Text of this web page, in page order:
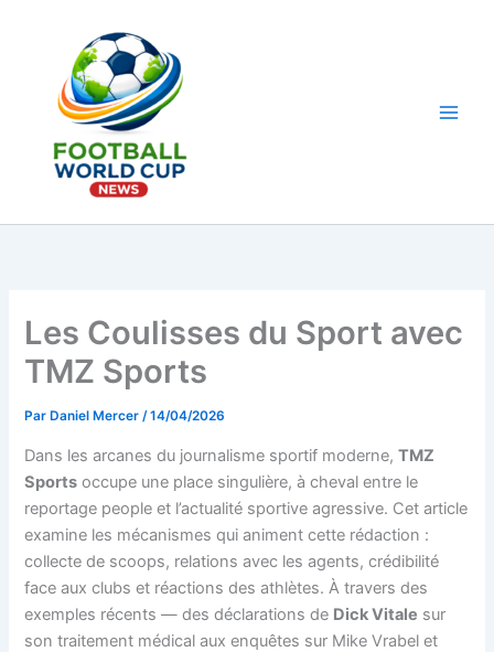
Les Coulisses du Sport avec
TMZ Sports
Par Daniel Mercer/14/04/2026
Dans les arcanes du journalisme sportif moderne,TMZ
Sports occupe une place singulière, à cheval entre le
reportage people et l’actualité sportive agressive. Cet article
examine les mécanismes qui animent cette rédaction :
collecte de scoops, relations avec les agents, crédibilité
face aux clubs et réactions des athlètes. À travers des
exemples récents — des déclarations de Dick Vitale sur
son traitement médical aux enquêtes sur Mike Vrabel et